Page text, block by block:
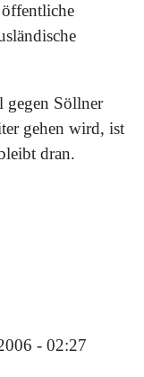
gegen Söllner
gehen wird, ist
dran.
- 02:27